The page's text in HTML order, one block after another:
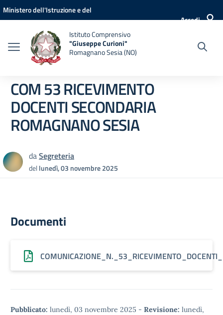
Vai ai contenuti
Vai al menu di navigazione
Vai al footer
Ministero dell'Istruzione e del
Accedi
Istituto Comprensivo
"Giuseppe Curioni"
Romagnano Sesia (NO)
COM 53 RICEVIMENTO
DOCENTI SECONDARIA
ROMAGNANO SESIA
daSegreteria
dellunedì, 03 novembre 2025
Documenti
Pubblicato: lunedì, 03 novembre 2025 - Revisione: lunedì,